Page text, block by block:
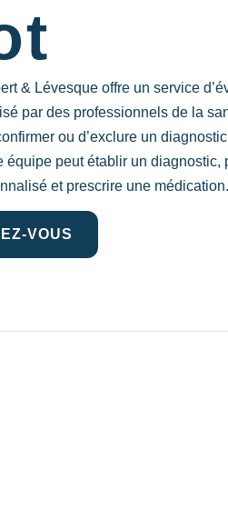
& Lévesque offre un service
par des professionnels de la
ou d’exclure un
équipe peut établir un diagnostic,
et prescrire une médication.
VOUS